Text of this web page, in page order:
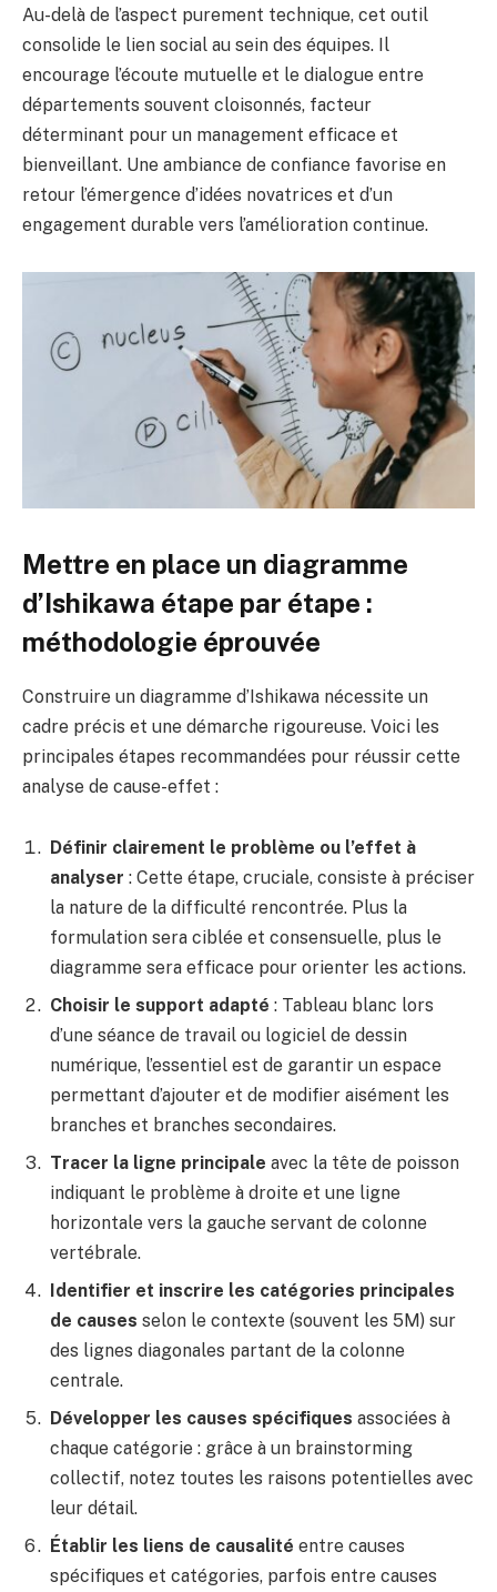
Au-delà de l’aspect purement technique, cet outil
consolide le lien social au sein des équipes. Il
encourage l’écoute mutuelle et le dialogue entre
départements souvent cloisonnés, facteur
déterminant pour un management efficace et
bienveillant. Une ambiance de confiance favorise en
retour l’émergence d’idées novatrices et d’un
engagement durable vers l’amélioration continue.
Mettre en place un diagramme
d’Ishikawa étape par étape :
méthodologie éprouvée
Construire un diagramme d’Ishikawa nécessite un
cadre précis et une démarche rigoureuse. Voici les
principales étapes recommandées pour réussir cette
analyse de cause-effet :
Définir clairement le problème ou l’effet à
analyser : Cette étape, cruciale, consiste à préciser
la nature de la difficulté rencontrée. Plus la
formulation sera ciblée et consensuelle, plus le
diagramme sera efficace pour orienter les actions.
Choisir le support adapté : Tableau blanc lors
d’une séance de travail ou logiciel de dessin
numérique, l’essentiel est de garantir un espace
permettant d’ajouter et de modifier aisément les
branches et branches secondaires.
Tracer la ligne principale avec la tête de poisson
indiquant le problème à droite et une ligne
horizontale vers la gauche servant de colonne
vertébrale.
Identifier et inscrire les catégories principales
de causes selon le contexte (souvent les 5M) sur
des lignes diagonales partant de la colonne
centrale.
Développer les causes spécifiques associées à
chaque catégorie : grâce à un brainstorming
collectif, notez toutes les raisons potentielles avec
leur détail.
Établir les liens de causalité entre causes
spécifiques et catégories, parfois entre causes